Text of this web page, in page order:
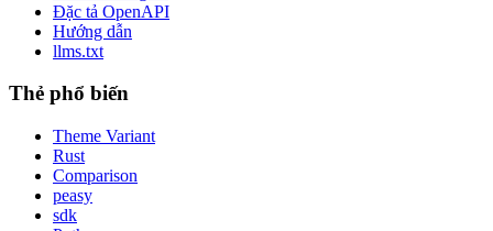
Đặc tả OpenAPI
Hướng dẫn
llms.txt
Thẻ phổ biến
Theme Variant
Rust
Comparison
peasy
sdk